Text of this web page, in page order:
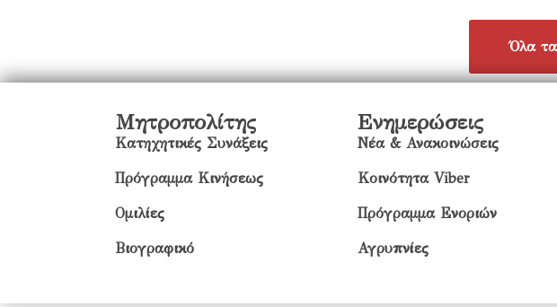
Όλα
Μητροπολίτης
Κατηχητικές Συνάξεις
Πρόγραμμα Κινήσεως
Ομιλίες
Βιογραφικό
Ενημερώσεις
Νέα & Ανακοινώσεις
Κοινότητα Viber
Πρόγραμμα Ενοριών
Αγρυπνίες